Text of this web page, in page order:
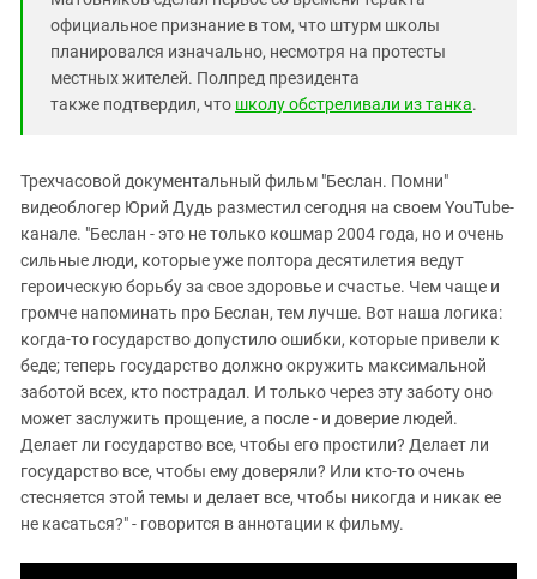
официальное признание в том, что штурм школы
планировался изначально, несмотря на протесты
местных жителей. Полпред президента
также подтвердил, что школу обстреливали из танка.
Трехчасовой документальный фильм "Беслан. Помни"
видеоблогер Юрий Дудь разместил сегодня на своем YouTube-
канале. "Беслан - это не только кошмар 2004 года, но и очень
сильные люди, которые уже полтора десятилетия ведут
героическую борьбу за свое здоровье и счастье. Чем чаще и
громче напоминать про Беслан, тем лучше. Вот наша логика:
когда-то государство допустило ошибки, которые привели к
беде; теперь государство должно окружить максимальной
заботой всех, кто пострадал. И только через эту заботу оно
может заслужить прощение, а после - и доверие людей.
Делает ли государство все, чтобы его простили? Делает ли
государство все, чтобы ему доверяли? Или кто-то очень
стесняется этой темы и делает все, чтобы никогда и никак ее
не касаться?" - говорится в аннотации к фильму.